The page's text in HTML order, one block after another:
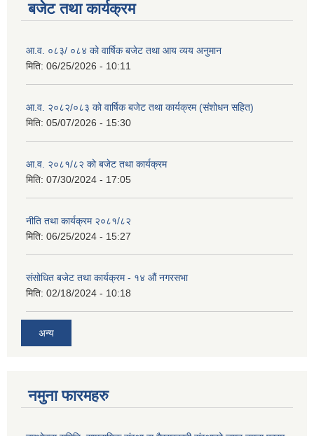
बजेट तथा कार्यक्रम
आ.व. ०८३/ ०८४ को वार्षिक बजेट तथा आय व्यय अनुमान
मिति: 06/25/2026 - 10:11
आ.व. २०८२/०८३ को वार्षिक बजेट तथा कार्यक्रम (संशोधन सहित)
मिति: 05/07/2026 - 15:30
आ.व. २०८१/८२ को बजेट तथा कार्यक्रम
मिति: 07/30/2024 - 17:05
नीति तथा कार्यक्रम २०८१/८२
मिति: 06/25/2024 - 15:27
संसोधित बजेट तथा कार्यक्रम - १४ औं नगरसभा
मिति: 02/18/2024 - 10:18
अन्य
नमुना फारमहरु